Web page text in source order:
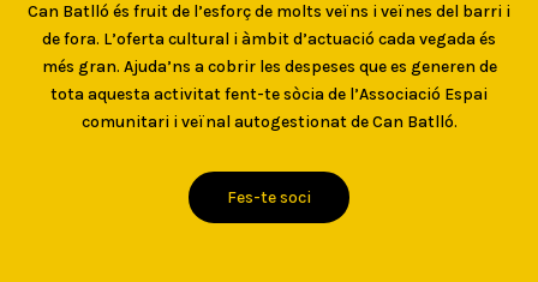
Can Batlló és fruit de l’esforç de molts veïns i veïnes del barri i
de fora. L’oferta cultural i àmbit d’actuació cada vegada és
més gran. Ajuda’ns a cobrir les despeses que es generen de
tota aquesta activitat fent-te sòcia de l’Associació Espai
comunitari i veïnal autogestionat de Can Batlló.
Fes-te soci